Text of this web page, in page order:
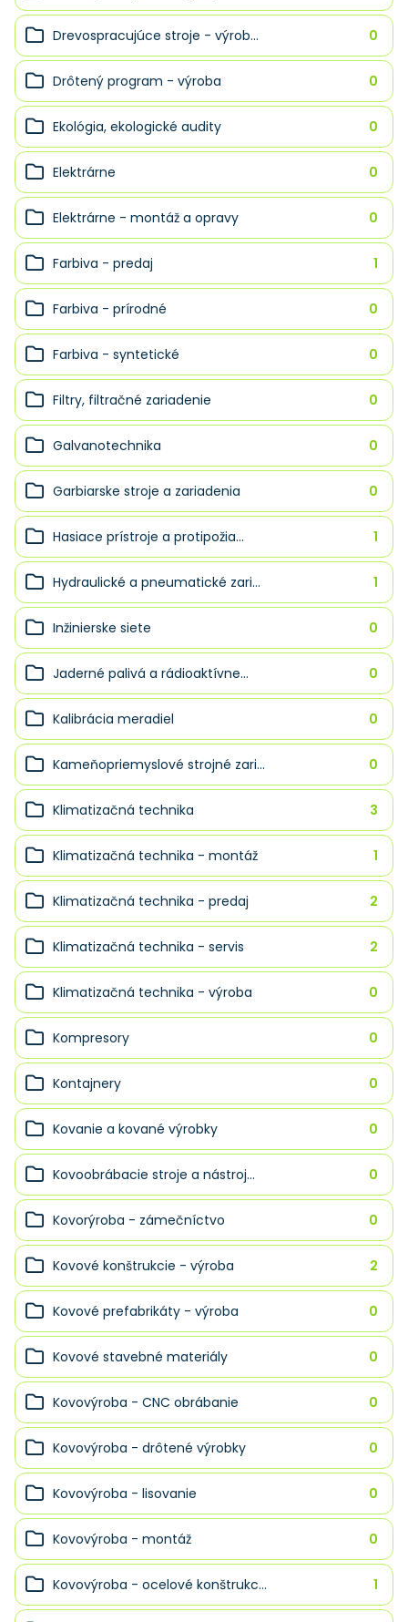
Drevospracujúce stroje - výrob... 0
Drôtený program - výroba 0
Ekológia, ekologické audity 0
Elektrárne 0
Elektrárne - montáž a opravy 0
Farbiva - predaj 1
Farbiva - prírodné 0
Farbiva - syntetické 0
Filtry, filtračné zariadenie 0
Galvanotechnika 0
Garbiarske stroje a zariadenia 0
Hasiace prístroje a protipožia... 1
Hydraulické a pneumatické zari... 1
Inžinierske siete 0
Jaderné palivá a rádioaktívne... 0
Kalibrácia meradiel 0
Kameňopriemyslové strojné zari... 0
Klimatizačná technika 3
Klimatizačná technika - montáž 1
Klimatizačná technika - predaj 2
Klimatizačná technika - servis 2
Klimatizačná technika - výroba 0
Kompresory 0
Kontajnery 0
Kovanie a kované výrobky 0
Kovoobrábacie stroje a nástroj... 0
Kovorýroba - zámečníctvo 0
Kovové konštrukcie - výroba 2
Kovové prefabrikáty - výroba 0
Kovové stavebné materiály 0
Kovovýroba - CNC obrábanie 0
Kovovýroba - drôtené výrobky 0
Kovovýroba - lisovanie 0
Kovovýroba - montáž 0
Kovovýroba - ocelové konštrukc... 1